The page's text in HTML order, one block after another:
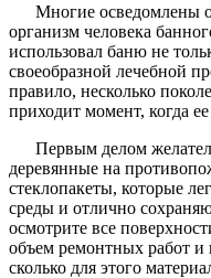
Многие осведомлены
организм человека
использовал баню не
своеобразной лечебной
правило, несколько
приходит момент, когда
Первым делом
деревянные на
стеклопакеты, которые
среды и отлично
осмотрите все
объем ремонтных работ и
сколько для этого